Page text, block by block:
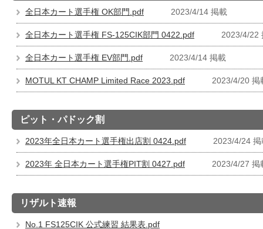
全日本カート選手権 OK部門.pdf 2023/4/14 掲載
全日本カート選手権 FS-125CIK部門 0422.pdf 2023/4/22
全日本カート選手権 EV部門.pdf 2023/4/14 掲載
MOTUL KT CHAMP Limited Race 2023.pdf 2023/4/20 掲
ピット・パドック割
2023年全日本カート選手権出店割 0424.pdf 2023/4/24 掲
2023年 全日本カート選手権PIT割 0427.pdf 2023/4/27 掲
リザルト速報
No.1 FS125CIK 公式練習 結果表.pdf